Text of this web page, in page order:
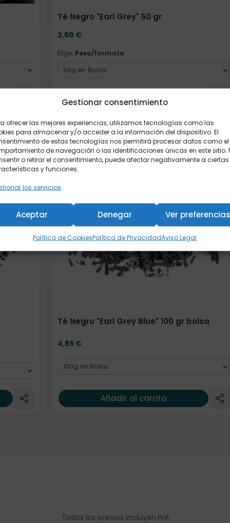
Gestionar consentimiento
ofrecer las mejores experiencias, utilizamos tecnologías como las
para almacenar y/o acceder a la información del dispositivo. El
de estas tecnologías nos permitirá procesar datos como el
de navegación o las identificaciones únicas en este sitio.
o retirar el consentimiento, puede afectar negativamente a ciertas
y funciones.
los servicios
Aceptar Denegar Ver
Política de CookiesPolítica de PrivacidadAviso Legal
Té Negro "Earl Grey" 50 gr
2,60 €
Elige: Peso/formato
Añadir al carrito
Té Negro "Earl Grey Blue" 100 gr bolsa
4,85 €
Formato
Añadir al carrito
Todos los precios incluyen IVA